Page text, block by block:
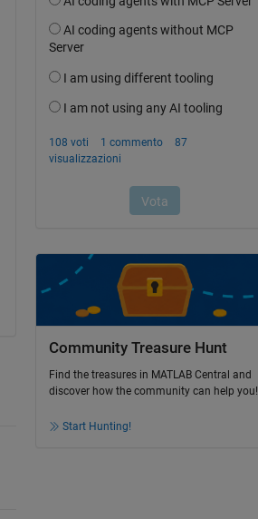
Community Treasure Hunt
Find the treasures in MATLAB Central and
discover how the community can help you!
Start Hunting!